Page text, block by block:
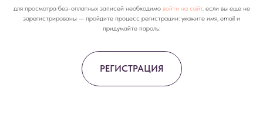
для просмотра без-оплатных записей необходимо войти на сайт,если вы еще не
зарегистрированы — пройдите процесс регистрации: укажите имя, email и
придумайте пароль:
РЕГИСТРАЦИЯ